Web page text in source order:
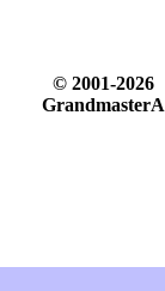
© 2001-2026
GrandmasterA